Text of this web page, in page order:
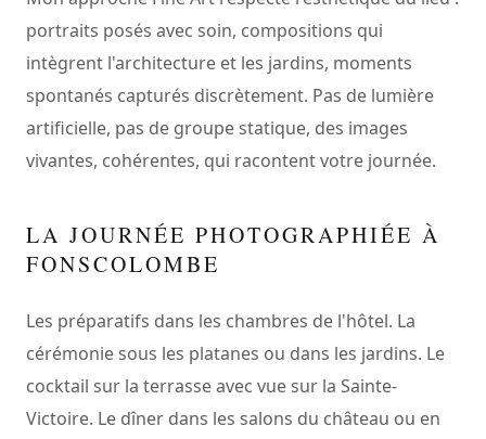
portraits posés avec soin, compositions qui
intègrent l'architecture et les jardins, moments
spontanés capturés discrètement. Pas de lumière
artificielle, pas de groupe statique, des images
vivantes, cohérentes, qui racontent votre journée.
LA JOURNÉE PHOTOGRAPHIÉE À
FONSCOLOMBE
Les préparatifs dans les chambres de l'hôtel. La
cérémonie sous les platanes ou dans les jardins. Le
cocktail sur la terrasse avec vue sur la Sainte-
Victoire. Le dîner dans les salons du château ou en